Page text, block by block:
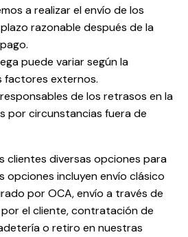
a realizar el envío de los
razonable después de la
puede variar según la
factores externos.
de los retrasos en la
por circunstancias fuera de
clientes diversas opciones para
opciones incluyen envío clásico
por OCA, envío a través de
el cliente, contratación de
o retiro en nuestras